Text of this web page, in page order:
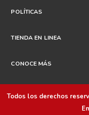
POLÍTICAS
TIENDA EN LINEA
CONOCE MÁS
Todos los derechos